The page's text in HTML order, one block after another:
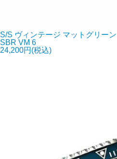
S/S ヴィンテージ マットグリーン
SBR VM 6
24,200円(税込)